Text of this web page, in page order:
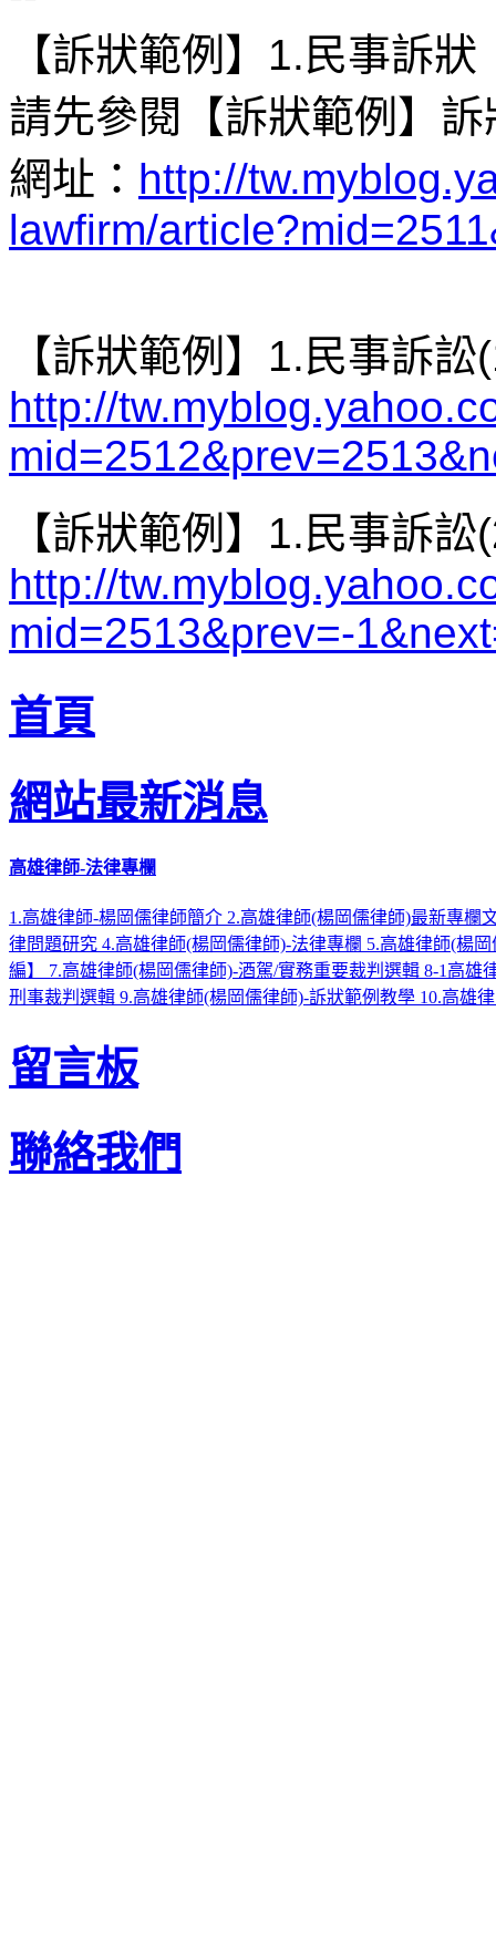
【訴狀範例】1.民事訴狀
請先參閱【訴狀範例】
網址： http://
lawfirm/
【訴狀範例】1.民事訴訟
http://
【訴狀範例】1.民事訴訟
http://
mid=2513&prev=-
首頁
網站最新消息
高雄律師-法律專欄
1.高雄律師-楊岡儒律師簡介 2.高雄律師(楊岡儒律師)最新專欄
律問題研究 4.高雄律師(楊岡儒律師)-法律專欄 5.高雄律師(楊
編】 7.高雄律師(楊岡儒律師)-酒駕/實務重要裁判選輯 8-1高雄
刑事裁判選輯 9.高雄律師(楊岡儒律師)-訴狀範例教學 10.高雄
留言板
聯絡我們